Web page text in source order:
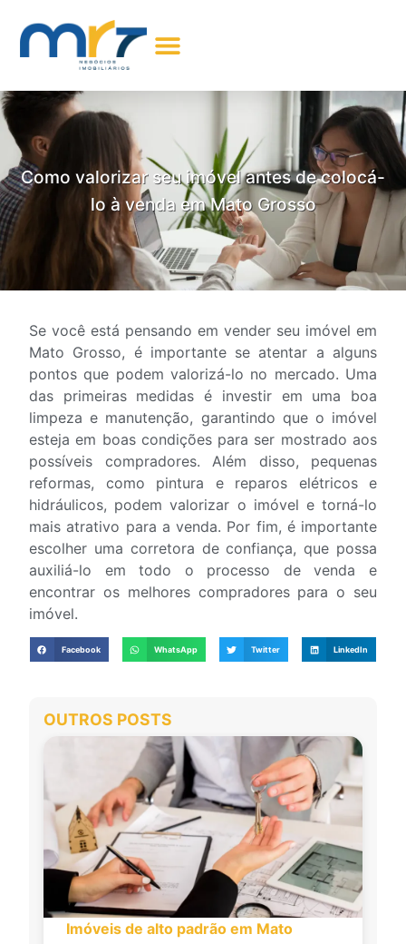
Como valorizar seu imóvel antes de colocá-
lo à venda em Mato Grosso
Se você está pensando em vender seu imóvel em
Mato Grosso, é importante se atentar a alguns
pontos que podem valorizá-lo no mercado. Uma
das primeiras medidas é investir em uma boa
limpeza e manutenção, garantindo que o imóvel
esteja em boas condições para ser mostrado aos
possíveis compradores. Além disso, pequenas
reformas, como pintura e reparos elétricos e
hidráulicos, podem valorizar o imóvel e torná-lo
mais atrativo para a venda. Por fim, é importante
escolher uma corretora de confiança, que possa
auxiliá-lo em todo o processo de venda e
encontrar os melhores compradores para o seu
imóvel.
Facebook WhatsApp Twitter LinkedIn
OUTROS POSTS
Imóveis de alto padrão em Mato